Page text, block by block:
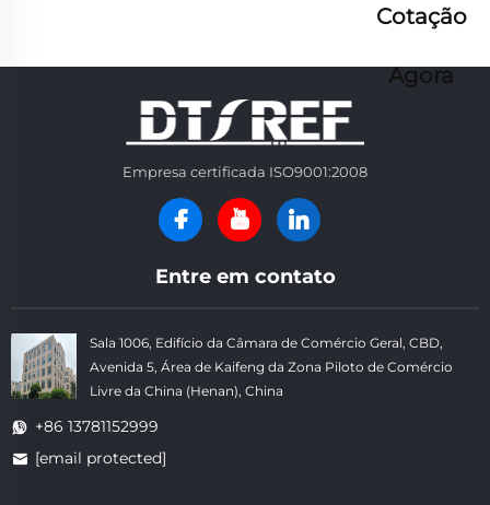
Cotação
Agora
Empresa certificada ISO9001:2008
Entre em contato
Sala 1006, Edifício da Câmara de Comércio Geral, CBD,
Avenida 5, Área de Kaifeng da Zona Piloto de Comércio
Livre da China (Henan), China
+86 13781152999
[email protected]